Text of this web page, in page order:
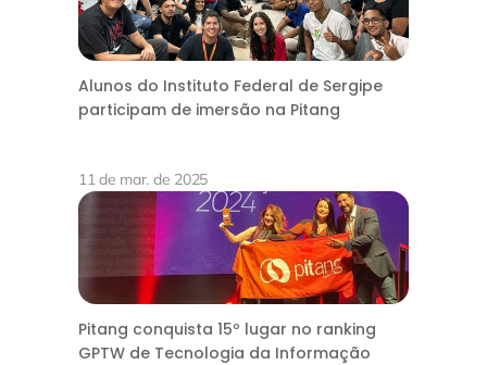
Alunos do Instituto Federal de Sergipe
participam de imersão na Pitang
11 de mar. de 2025
Pitang conquista 15º lugar no ranking
GPTW de Tecnologia da Informação